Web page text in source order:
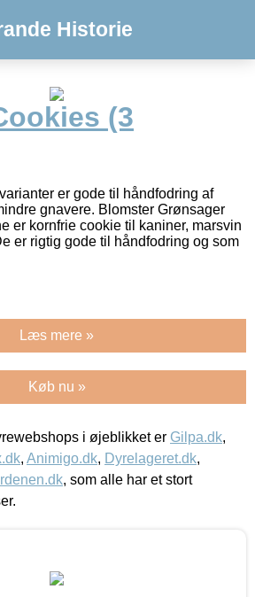
Historie
(3
er gode til håndfodring af
gnavere. Blomster Grønsager
er kornfrie cookie til kaniner, marsvin
er rigtig gode til håndfodring og som
Læs mere »
Køb nu »
i øjeblikket er Gilpa.dk,
, Animigo.dk, Dyrelageret.dk,
, som alle har et stort